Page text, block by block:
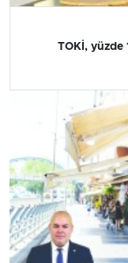
TOKİ, yüzde